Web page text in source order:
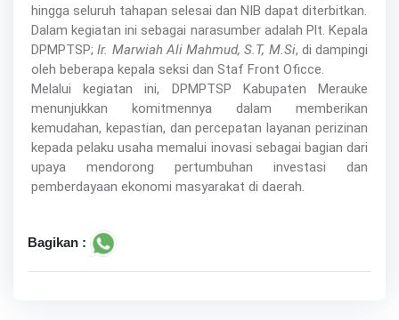
hingga seluruh tahapan selesai dan NIB dapat diterbitkan.
Dalam kegiatan ini sebagai narasumber adalah Plt. Kepala
DPMPTSP; Ir. Marwiah Ali Mahmud, S.T, M.Si, di dampingi
oleh beberapa kepala seksi dan Staf Front Oficce.
Melalui kegiatan ini, DPMPTSP Kabupaten Merauke
menunjukkan komitmennya dalam memberikan
kemudahan, kepastian, dan percepatan layanan perizinan
kepada pelaku usaha memalui inovasi sebagai bagian dari
upaya mendorong pertumbuhan investasi dan
pemberdayaan ekonomi masyarakat di daerah.
Bagikan :